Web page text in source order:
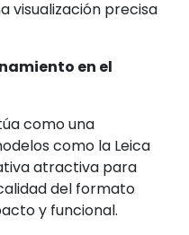
visualización precisa
en el
como una
como la Leica
atractiva para
del formato
y funcional.